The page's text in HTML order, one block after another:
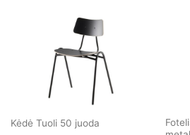
Kėdė Tuoli 50 juoda